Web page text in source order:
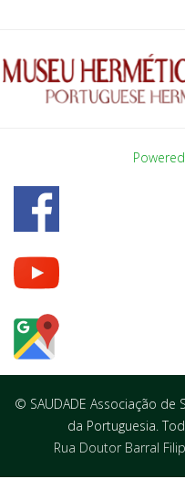
© SAUDADE Associação de
da Portuguesia.
Rua Doutor Barral